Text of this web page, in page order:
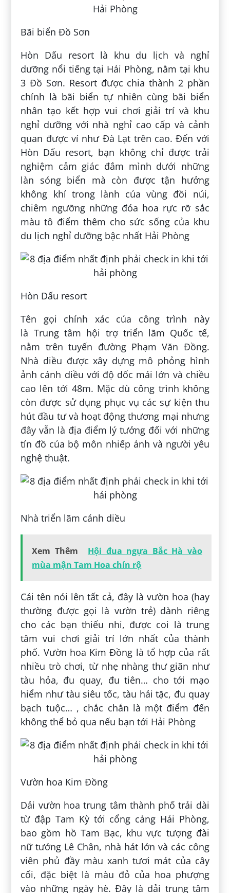
Bãi biển Đồ Sơn
Hòn Dấu resort là khu du lịch và nghỉ
dưỡng nổi tiếng tại Hải Phòng, nằm tại khu
3 Đồ Sơn. Resort được chia thành 2 phần
chính là bãi biển tự nhiên cùng bãi biển
nhân tạo kết hợp vui chơi giải trí và khu
nghỉ dưỡng với nhà nghỉ cao cấp và cảnh
quan được ví như Đà Lạt trên cao. Đến với
Hòn Dấu resort, bạn không chỉ được trải
nghiệm cảm giác đắm mình dưới những
làn sóng biển mà còn được tận hưởng
không khí trong lành của vùng đồi núi,
chiêm ngưỡng những đóa hoa rực rỡ sắc
màu tô điểm thêm cho sức sống của khu
du lịch nghỉ dưỡng bậc nhất Hải Phòng
Hòn Dấu resort
Tên gọi chính xác của công trình này
là Trung tâm hội trợ triển lãm Quốc tế,
nằm trên tuyến đường Phạm Văn Đồng.
Nhà diều được xây dựng mô phỏng hình
ảnh cánh diều với độ dốc mái lớn và chiều
cao lên tới 48m. Mặc dù công trình không
còn được sử dụng phục vụ các sự kiện thu
hút đầu tư và hoạt động thương mại nhưng
đây vẫn là địa điểm lý tưởng đối với những
tín đồ của bộ môn nhiếp ảnh và người yêu
nghệ thuật.
Nhà triển lãm cánh diều
Xem Thêm
Hội đua ngựa Bắc Hà vào
mùa mận Tam Hoa chín rộ
Cái tên nói lên tất cả, đây là vườn hoa (hay
thường được gọi là vườn trẻ) dành riêng
cho các bạn thiếu nhi, được coi là trung
tâm vui chơi giải trí lớn nhất của thành
phố. Vườn hoa Kim Đồng là tổ hợp của rất
nhiều trò chơi, từ nhẹ nhàng thư giãn như
tàu hỏa, đu quay, đu tiên… cho tới mạo
hiểm như tàu siêu tốc, tàu hải tặc, đu quay
bạch tuộc… , chắc chắn là một điểm đến
không thể bỏ qua nếu bạn tới Hải Phòng
Vườn hoa Kim Đồng
Dải vườn hoa trung tâm thành phố trải dài
từ đập Tam Kỳ tới cổng cảng Hải Phòng,
bao gồm hồ Tam Bạc, khu vực tượng đài
nữ tướng Lê Chân, nhà hát lớn và các công
viên phủ đầy màu xanh tươi mát của cây
cối, đặc biệt là màu đỏ của hoa phượng
vào những ngày hè. Đây là dải trung tâm